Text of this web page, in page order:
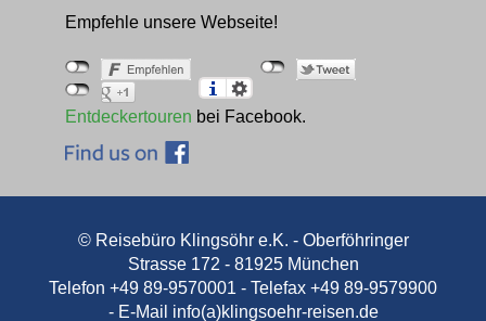
Empfehle unsere Webseite!
Entdeckertouren bei Facebook.
© Reisebüro Klingsöhr e.K. - Oberföhringer
Strasse 172 - 81925 München
Telefon +49 89-9570001 - Telefax +49 89-9579900
- E-Mail info(a)klingsoehr-reisen.de